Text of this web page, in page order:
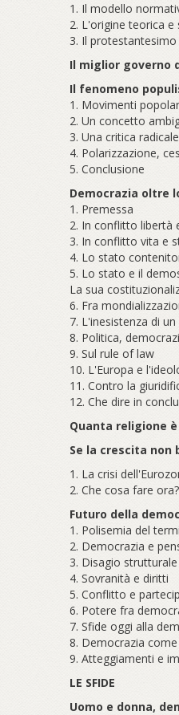
1. Il modello
2. L'origine teorica
3. Il
Il miglior governo
Il fenomeno
1. Movimenti
2. Un concetto
3. Una critica
4. Polarizzazione,
5. Conclusione
Democrazia oltre
1. Premessa
2. In conflitto libertà
3. In conflitto vita e
4. Lo stato
5. Lo stato e il
La sua
6. Fra
7. L'inesistenza di
8. Politica,
9. Sul rule of law
10. L'Europa e
11. Contro la
12. Che dire in
Quanta religione è
Se la crescita non
1. La crisi
2. Che cosa fare ora?
Futuro della
1. Polisemia del
2. Democrazia e
3. Disagio strutturale
4. Sovranità e diritti
5. Conflitto e
6. Potere fra
7. Sfide oggi alla
8. Democrazia
9. Atteggiamenti e
LE SFIDE
Uomo e donna,